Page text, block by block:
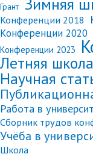
Грант
Конференции 2018
Конференции 2020
Конференции 2023
Летняя школа
Научная
Работа в
Сборник трудов
Учёба в
Школа